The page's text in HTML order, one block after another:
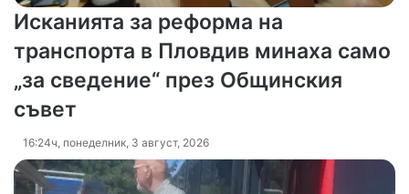
Исканията за реформа на
транспорта в Пловдив минаха само
„за сведение“ през Общинския
съвет
16:24ч, понеделник, 3 август, 2026